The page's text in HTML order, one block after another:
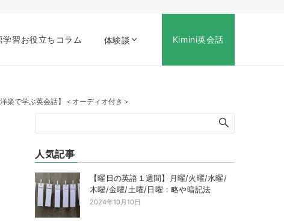
学習お役立ちコラム 体験談 Kimini英会話
楽で学ぶ英会話】＜オーディオ付き＞
人気記事
【曜日の英語１週間】月曜/火曜/水曜/
木曜/金曜/土曜/日曜：略や暗記法
2024年10月10日